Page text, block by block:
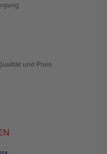
und Preis